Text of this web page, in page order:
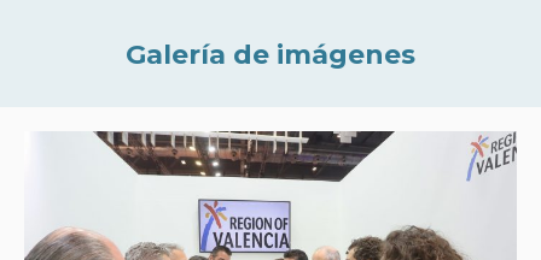
Galería de imágenes